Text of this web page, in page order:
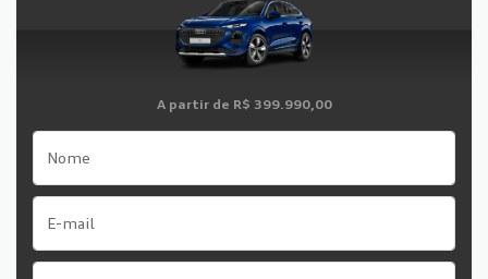
A partir de R$ 399.990,00